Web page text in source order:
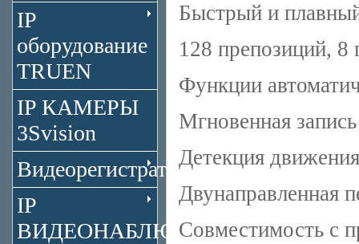
IP
оборудование
TRUEN
IP КАМЕРЫ
3Svision
Видеорегистраторы
IP
ВИДЕОНАБЛЮДЕНИЕ
Быстрый и
128 препозиций, 8
Функции
Мгновенная
Детекция движения
Двунаправленная
Совместимость с